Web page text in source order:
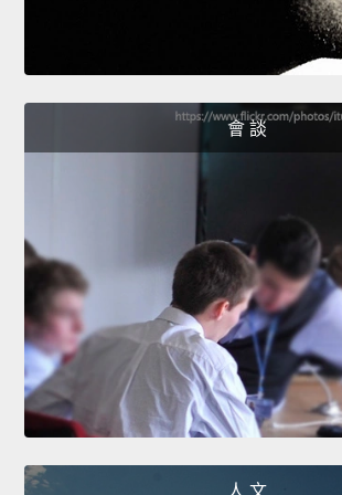
會 談